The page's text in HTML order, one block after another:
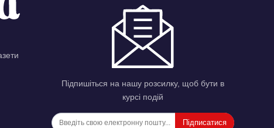
Підпишіться на нашу розсилку, щоб бути в
курсі подій
Підписатися